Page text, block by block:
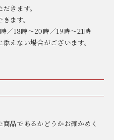
きます。
ます。
／18時〜20時／19時〜21時
えない場合がございます。
品であるかどうかお確かめく